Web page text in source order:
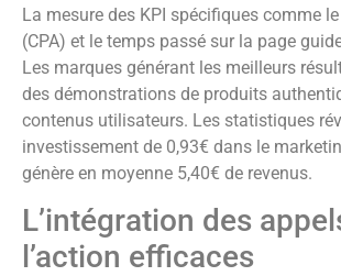
La mesure des KPI spécifiques comme
(CPA) et le temps passé sur la page
Les marques générant les meilleurs
des démonstrations de produits
contenus utilisateurs. Les statistiques
investissement de 0,93€ dans le
génère en moyenne 5,40€ de revenus.
L’intégration des
l’action efficaces